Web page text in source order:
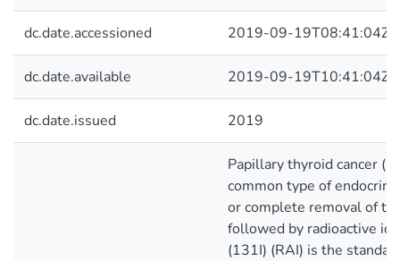
dc.date.accessioned 2019-09-19T08:41:04Z
dc.date.available 2019-09-19T10:41:04Z
dc.date.issued 2019
Papillary thyroid cancer
common type of
or complete removal of
followed by radioactive
(131I) (RAI) is the